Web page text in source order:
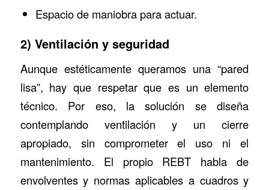
Espacio de maniobra para actuar.
2) Ventilación y seguridad
Aunque estéticamente queramos una “pared
lisa”, hay que respetar que es un elemento
técnico. Por eso, la solución se diseña
contemplando ventilación y un cierre
apropiado, sin comprometer el uso ni el
mantenimiento. El propio REBT habla de
envolventes y normas aplicables a cuadros y